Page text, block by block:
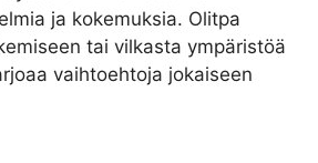
ja kokemuksia. Olitpa
tai vilkasta ympäristöä
vaihtoehtoja jokaiseen